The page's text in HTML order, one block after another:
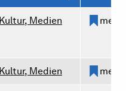
Kultur, Medien
Kultur, Medien